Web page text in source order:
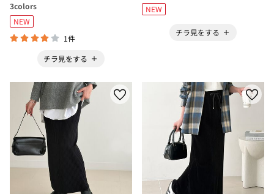
3colors
NEW
1件
チラ見をする
NEW
チラ見をする